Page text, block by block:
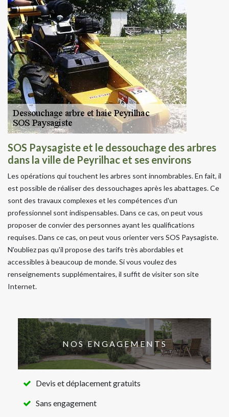
SOS Paysagiste et le dessouchage des arbres
dans la ville de Peyrilhac et ses environs
Les opérations qui touchent les arbres sont innombrables. En fait, il
est possible de réaliser des dessouchages après les abattages. Ce
sont des travaux complexes et les compétences d'un
professionnel sont indispensables. Dans ce cas, on peut vous
proposer de convier des personnes ayant les qualifications
requises. Dans ce cas, on peut vous orienter vers SOS Paysagiste.
N'oubliez pas qu'il propose des tarifs très abordables et
accessibles à beaucoup de monde. Si vous voulez des
renseignements supplémentaires, il suffit de visiter son site
Internet.
NOS ENGAGEMENTS
Devis et déplacement gratuits
Sans engagement